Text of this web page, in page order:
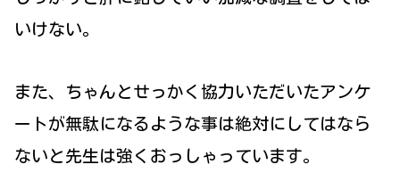
いけない。
また、ちゃんとせっかく協力いただいたアンケ
ートが無駄になるような事は絶対にしてはなら
ないと先生は強くおっしゃっています。